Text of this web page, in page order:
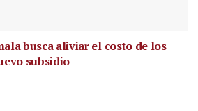
busca aliviar el costo de los
subsidio